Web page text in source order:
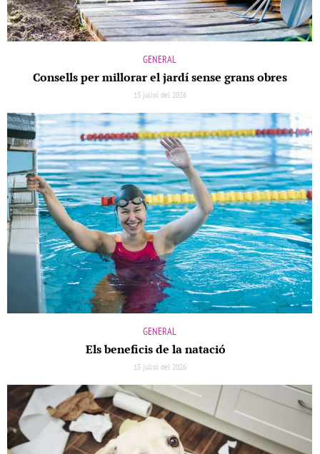
GENERAL
Consells per millorar el jardí sense grans obres
15 juliol del 2026
GENERAL
Els beneﬁcis de la natació
15 juliol del 2026